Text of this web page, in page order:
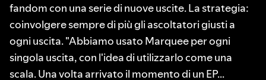
fandom con una serie di nuove uscite. La strategia:
coinvolgere sempre di più gli ascoltatori giusti a
ogni uscita. "Abbiamo usato Marquee per ogni
singola uscita, con l'idea di utilizzarlo come una
scala. Una volta arrivato il momento di un EP…